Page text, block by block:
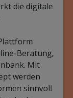
die digitale
Beratung,
Mit
werden
sinnvoll